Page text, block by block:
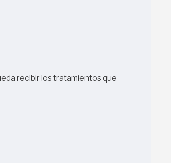
recibir los tratamientos que